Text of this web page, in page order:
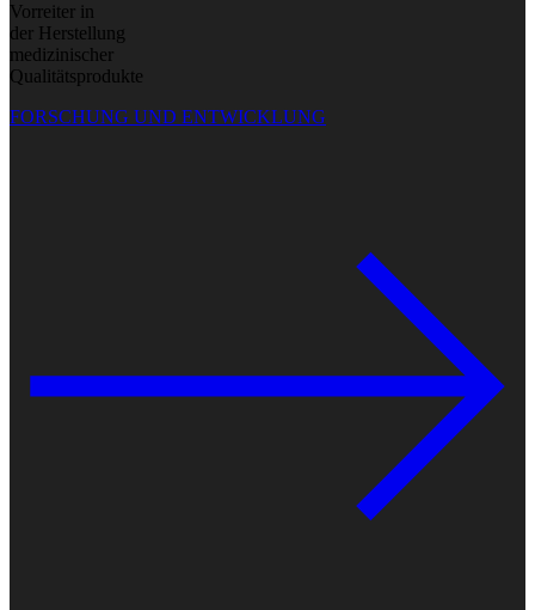
Vorreiter in
der Herstellung
medizinischer
Qualitätsprodukte
FORSCHUNG UND ENTWICKLUNG